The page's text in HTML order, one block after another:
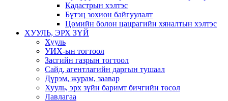
Кадастрын хэлтэс
Бүтэц зохион байгуулалт
Цөмийн болон цацрагийн хяналтын хэлтэс
ХУУЛЬ, ЭРХ ЗҮЙ
Хууль
УИХ-ын тогтоол
Засгийн газрын тогтоол
Сайд, агентлагийн даргын тушаал
Дүрэм, журам, заавар
Хууль, эрх зүйн баримт бичгийн төсөл
Лавлагаа